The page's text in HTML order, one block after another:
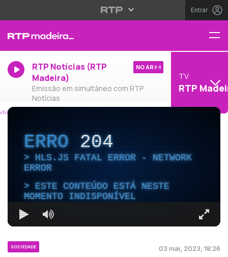
Entrar
RTP Notícias (RTP
Madeira)
Emissão em simultâneo com RTP
Notícias
NO AR
TV
RTP
ERRO204
HLS.JS FATAL ERROR - NETWORK
ERROR
ESTE CONTEÚDO ESTÁ NESTE
MOMENTO INDISPONÍVEL
SOCIEDADE 03 mai, 2023, 18:26